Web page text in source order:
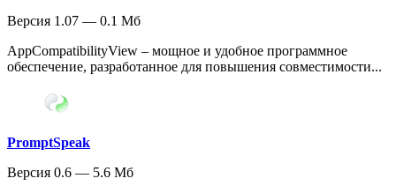
Версия 1.07 — 0.1 Мб
AppCompatibilityView – мощное и удобное программное
обеспечение, разработанное для повышения совместимости...
PromptSpeak
Версия 0.6 — 5.6 Мб